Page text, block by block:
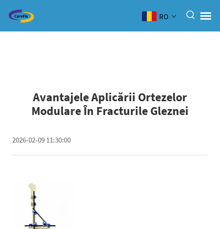
RO
Avantajele Aplicării Ortezelor
Modulare În Fracturile Gleznei
2026-02-09 11:30:00